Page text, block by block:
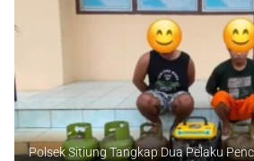
Polsek Sitiung Tangkap Dua Pelaku